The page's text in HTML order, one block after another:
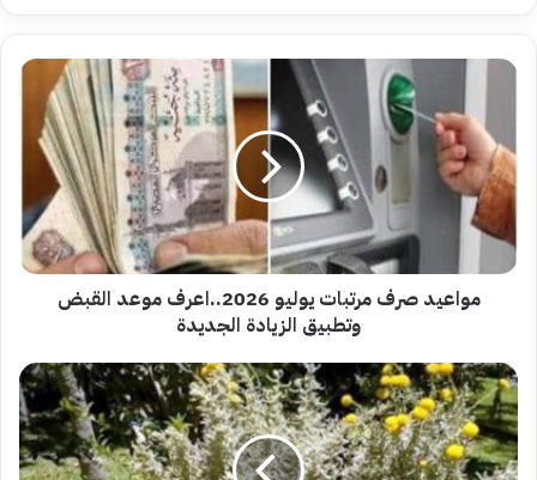
مواعيد
مرتبات
يوليو
2026..اعرف
موعد
القبض
وتطبيق
الزيادة
الجديدة
مواعيد صرف مرتبات يوليو 2026..اعرف موعد القبض
وتطبيق الزيادة الجديدة
هل
الثعبان
يخاف
من